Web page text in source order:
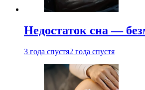
Недостаток сна —
3 года спустя2 года спустя